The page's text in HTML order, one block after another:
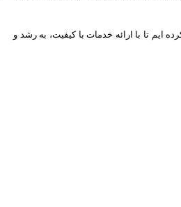
ایم تا با ارائه خدمات با کیفیت، به رشد و